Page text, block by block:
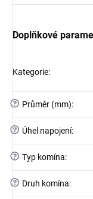
Doplňkové
Kategorie:
? Průměr (mm):
? Úhel napojení:
? Typ komína:
? Druh komína: